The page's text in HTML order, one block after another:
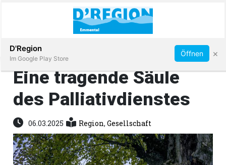
Immobilien
Veranstaltungen
Stellen
Abonnieren
Eine tragende Säule
des Palliativdienstes
06.03.2025 Region,Gesellschaft
D'Region
Im Google Play Store
Öffnen ×